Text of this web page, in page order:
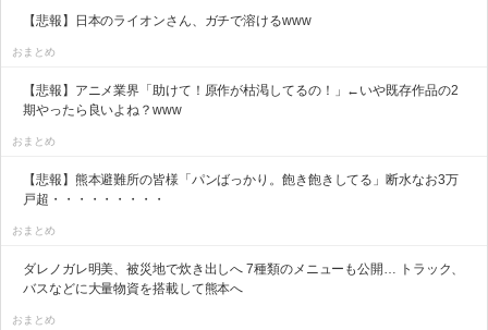
【悲報】日本のライオンさん、ガチで溶けるwww
おまとめ
【悲報】アニメ業界「助けて！原作が枯渇してるの！」←いや既存作品の2
期やったら良いよね？www
おまとめ
【悲報】熊本避難所の皆様「パンばっかり。飽き飽きしてる」断水なお3万
戸超・・・・・・・・・
おまとめ
ダレノガレ明美、被災地で炊き出しへ 7種類のメニューも公開… トラック、
バスなどに大量物資を搭載して熊本へ
おまとめ